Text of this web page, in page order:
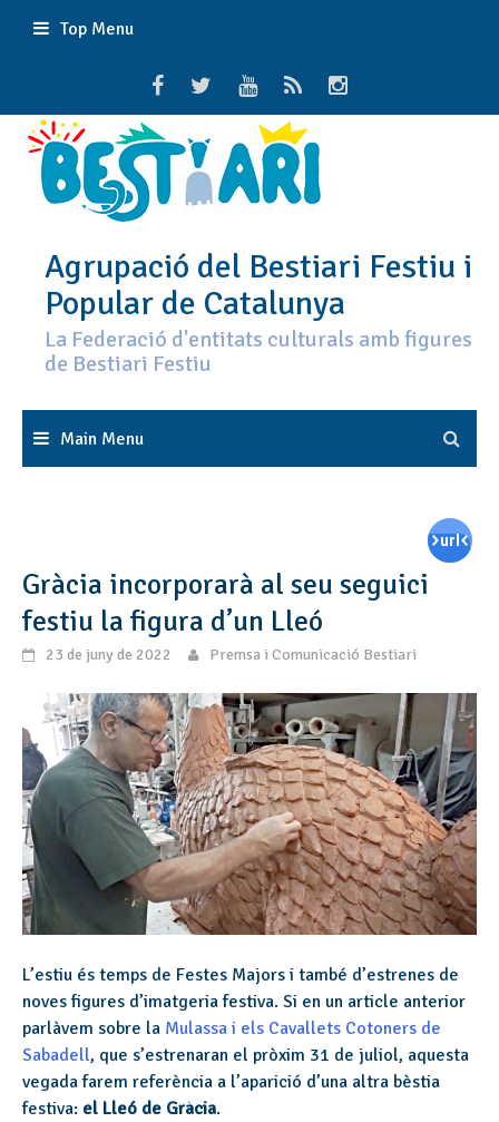
Top Menu
Agrupació del Bestiari Festiu i
Popular de Catalunya
La Federació d'entitats culturals amb figures
de Bestiari Festiu
Main Menu
Gràcia incorporarà al seu seguici
festiu la figura d’un Lleó
23 de juny de 2022 Premsa i Comunicació Bestiari
L’estiu és temps de Festes Majors i també d’estrenes de
noves figures d’imatgeria festiva. Si en un article anterior
parlàvem sobre la Mulassa i els Cavallets Cotoners de
Sabadell, que s’estrenaran el pròxim 31 de juliol, aquesta
vegada farem referència a l’aparició d’una altra bèstia
festiva: el Lleó de Gràcia.